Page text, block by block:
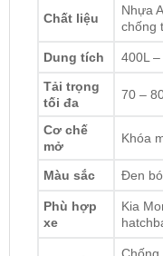
Dung tích
400L
tối đa
Cơ chế
mở
Khóa
Màu sắc
xe
Ưu điểm
Chống
không